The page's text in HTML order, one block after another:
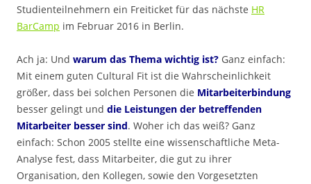
Studienteilnehmern ein Freiticket für das nächste HR
BarCamp im Februar 2016 in Berlin.
Ach ja: Und warum das Thema wichtig ist? Ganz einfach:
Mit einem guten Cultural Fit ist die Wahrscheinlichkeit
größer, dass bei solchen Personen die Mitarbeiterbindung
besser gelingt und die Leistungen der betreffenden
Mitarbeiter besser sind. Woher ich das weiß? Ganz
einfach: Schon 2005 stellte eine wissenschaftliche Meta-
Analyse fest, dass Mitarbeiter, die gut zu ihrer
Organisation, den Kollegen, sowie den Vorgesetzten